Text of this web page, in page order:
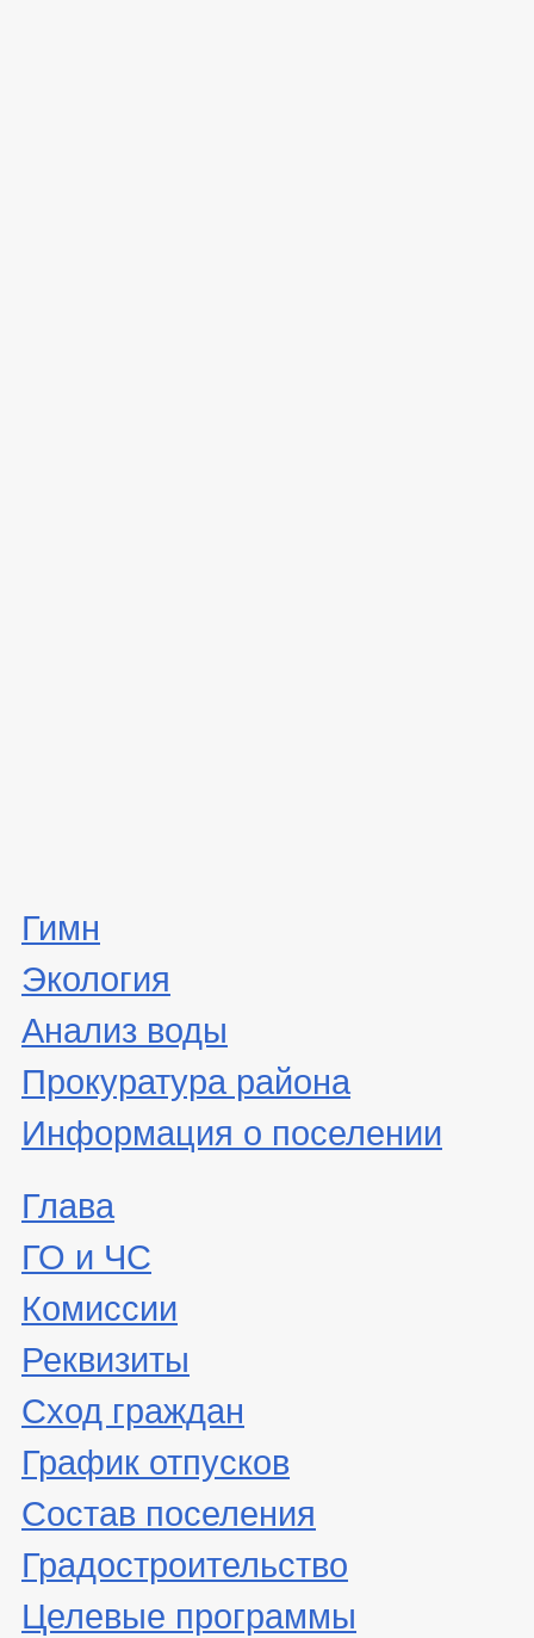
Гимн
Экология
Анализ воды
Прокуратура района
Информация о поселении
Глава
ГО и ЧС
Комиссии
Реквизиты
Сход граждан
График отпусков
Состав поселения
Градостроительство
Целевые программы